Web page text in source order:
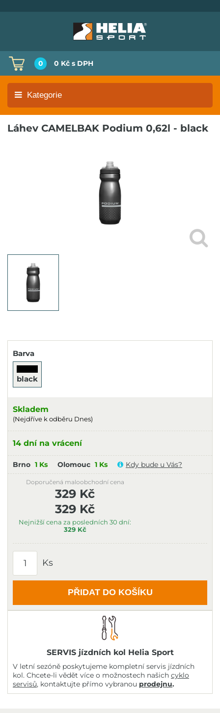
0 0 Kč s DPH
Kategorie
Láhev CAMELBAK Podium 0,62l - black
Barva
black
Skladem
(Nejdříve k odběru Dnes)
14 dní na vrácení
Brno 1 Ks Olomouc 1 Ks Kdy bude u Vás?
329 Kč
Nejnižší cena za posledních 30 dní:
329 Kč
Doporučená maloobchodní cena
329 Kč
Ks
PŘIDAT DO KOŠÍKU
SERVIS jízdních kol Helia Sport
V letní sezóně poskytujeme kompletní servis jízdních
kol. Chcete-li vědět více o možnostech našich cyklo
servisů, kontaktujte přímo vybranou prodejnu.